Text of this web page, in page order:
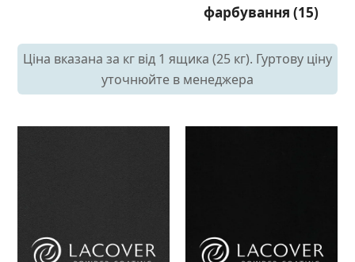
фарбування(15)
Ціна вказана за кг від 1 ящика (25 кг). Гуртову ціну
уточнюйте в менеджера